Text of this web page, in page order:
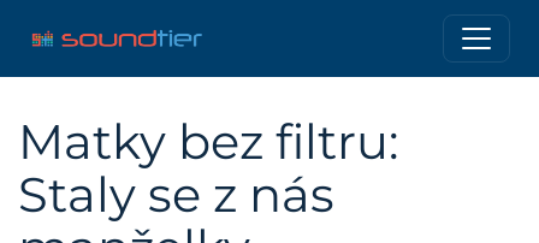
Matky bez filtru:
Staly se z nás